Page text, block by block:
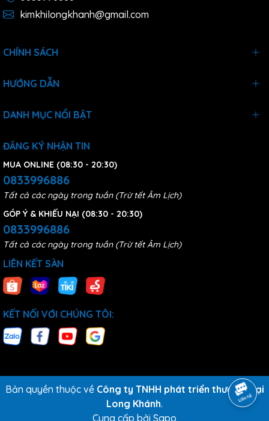
kimkhilongkhanh@gmail.com
CHÍNH SÁCH
HƯỚNG DẪN
DANH MỤC NỔI BẬT
ĐĂNG KÝ NHẬN TIN
MUA ONLINE (08:30 - 20:30)
0833996886
Tất cả các ngày trong tuần (Trừ tết Âm Lịch)
GÓP Ý & KHIẾU NẠI (08:30 - 20:30)
0833996886
Tất cả các ngày trong tuần (Trừ tết Âm Lịch)
LIÊN KẾT SÀN
KẾT NỐI VỚI CHÚNG TÔI:
Bản quyền thuộc về Công ty TNHH phát triển thương mại
Long Khánh.
Cung cấp bởi Sapo